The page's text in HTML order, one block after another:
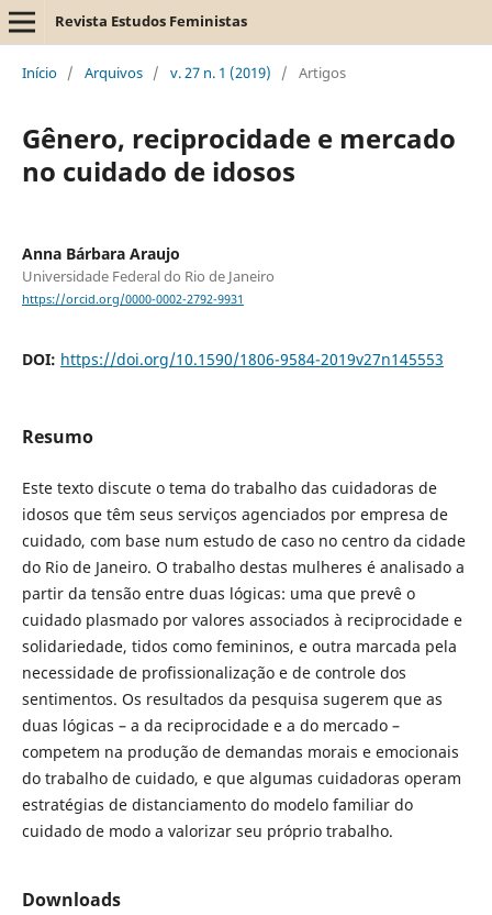
Revista Estudos Feministas
Início / Arquivos / v. 27 n. 1 (2019) / Artigos
Gênero, reciprocidade e mercado
no cuidado de idosos
Anna Bárbara Araujo
Universidade Federal do Rio de Janeiro
https://orcid.org/0000-0002-2792-9931
DOI: https://doi.org/10.1590/1806-9584-2019v27n145553
Resumo
Este texto discute o tema do trabalho das cuidadoras de
idosos que têm seus serviços agenciados por empresa de
cuidado, com base num estudo de caso no centro da cidade
do Rio de Janeiro. O trabalho destas mulheres é analisado a
partir da tensão entre duas lógicas: uma que prevê o
cuidado plasmado por valores associados à reciprocidade e
solidariedade, tidos como femininos, e outra marcada pela
necessidade de profissionalização e de controle dos
sentimentos. Os resultados da pesquisa sugerem que as
duas lógicas – a da reciprocidade e a do mercado –
competem na produção de demandas morais e emocionais
do trabalho de cuidado, e que algumas cuidadoras operam
estratégias de distanciamento do modelo familiar do
cuidado de modo a valorizar seu próprio trabalho.
Downloads